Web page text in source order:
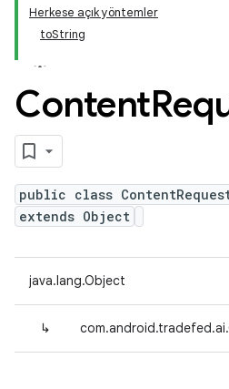
Herkese açık yöntemler
toString
Content
public class
extends Object
java.lang.Object
↳